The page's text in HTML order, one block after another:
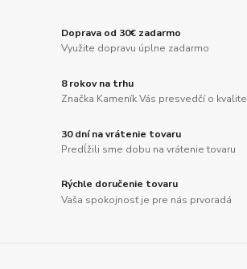
Doprava od 30€ zadarmo
Využite dopravu úplne zadarmo
8 rokov na trhu
Značka Kameník Vás presvedčí o kvalite
30 dní na vrátenie tovaru
Predĺžili sme dobu na vrátenie tovaru
Rýchle doručenie tovaru
Vaša spokojnosť je pre nás prvoradá